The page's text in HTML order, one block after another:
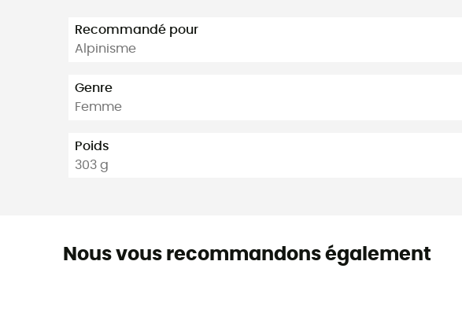
Recommandé pour
Alpinisme
Genre
Femme
Poids
303 g
Nous vous recommandons également